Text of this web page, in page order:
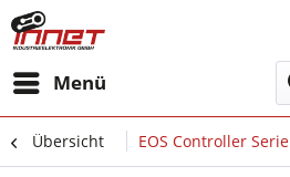
Menü
Übersicht EOS Controller Serie